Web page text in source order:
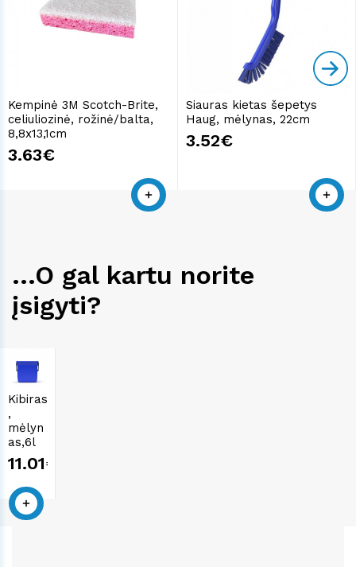
Kempinė 3M Scotch-Brite,
celiuliozinė, rožinė/balta,
8,8x13,1cm
3.63€
Siauras kietas šepetys
Haug, mėlynas, 22cm
3.52€
...O gal kartu norite
įsigyti?
Kibiras
,
mėlyn
as,6l
11.01€